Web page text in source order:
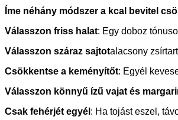
Íme néhány módszer a kcal bevitel
Válasszon friss halat: Egy doboz
Válasszon száraz sajtotalacsony
Csökkentse a keményítőt: Egyél
Válasszon könnyű ízű vajat és
Csak fehérjét egyél : Ha tojást eszel,